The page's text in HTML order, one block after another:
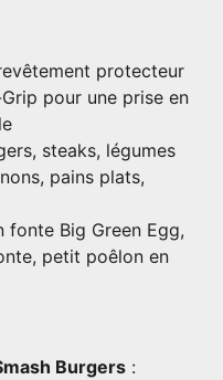
protecteur
pour une prise en
steaks, légumes
pains plats,
fonte Big Green Egg,
petit poêlon en
Burgers :